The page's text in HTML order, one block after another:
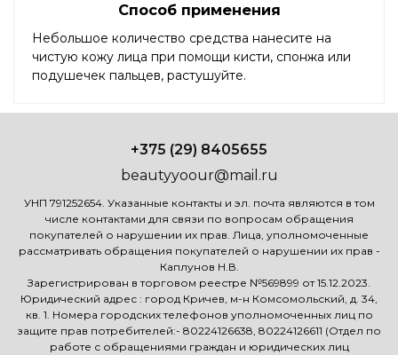
Способ применения
Небольшое количество средства нанесите на
чистую кожу лица при помощи кисти, спонжа или
подушечек пальцев, растушуйте.
+375 (29) 8405655
beautyyoour@mail.ru
УНП 791252654. Указанные контакты и эл. почта являются в том
числе контактами для связи по вопросам обращения
покупателей о нарушении их прав. Лица, уполномоченные
рассматривать обращения покупателей о нарушении их прав -
Каплунов Н.В.
Зарегистрирован в торговом реестре №569899 от 15.12.2023.
Юридический адрес : город Кричев, м-н Комсомольский, д. 34,
кв. 1. Номера городских телефонов уполномоченных лиц по
защите прав потребителей:- 80224126638, 80224126611 (Отдел по
работе с обращениями граждан и юридических лиц